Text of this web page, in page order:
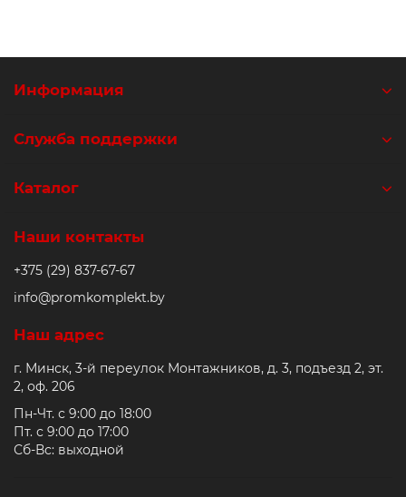
Информация
Служба поддержки
Каталог
Наши контакты
+375 (29) 837-67-67
info@promkomplekt.by
Наш адрес
г. Минск, 3-й переулок Монтажников, д. 3, подъезд 2, эт.
2, оф. 206
Пн-Чт. с 9:00 до 18:00
Пт. с 9:00 до 17:00
Сб-Вс: выходной